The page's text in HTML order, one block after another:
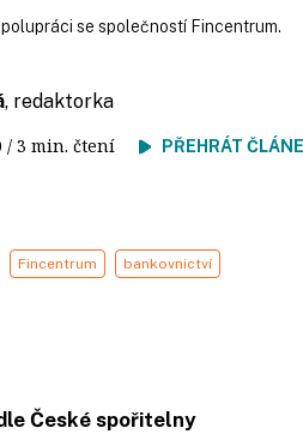
se společností Fincentrum.
, redaktorka
/ 3 min. čtení PŘEHRÁT
Fincentrum bankovnictví
České spořitelny